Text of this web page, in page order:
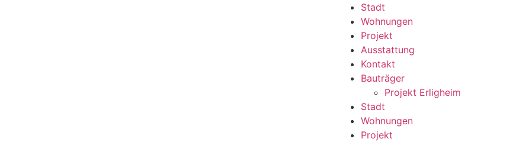
Stadt
Wohnungen
Projekt
Ausstattung
Kontakt
Bauträger
Projekt Erligheim
Stadt
Wohnungen
Projekt